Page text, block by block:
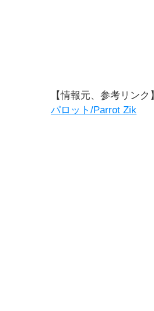
【情報元、参考リンク】
パロット/Parrot Zik